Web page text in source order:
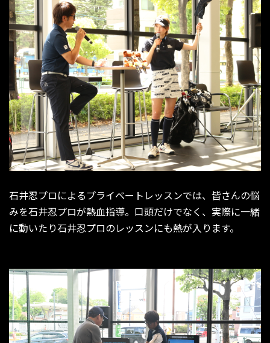
石井忍プロによるプライベートレッスンでは、皆さんの悩
みを石井忍プロが熱血指導。口頭だけでなく、実際に一緒
に動いたり石井忍プロのレッスンにも熱が入ります。